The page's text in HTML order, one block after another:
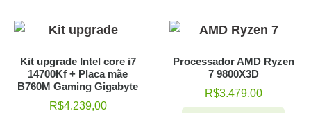
Kit upgrade Intel core i7
14700Kf + Placa mãe
B760M Gaming Gigabyte
R$4.239,00
Processador AMD Ryzen
7 9800X3D
R$3.479,00